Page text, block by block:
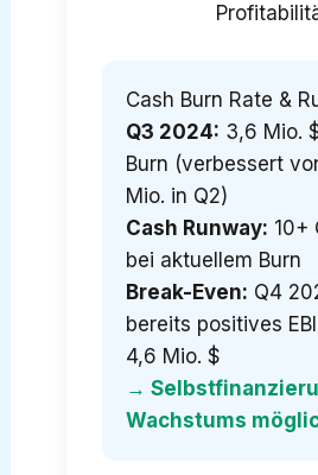
Cash Burn Rate &
Q3 2024: 3,6 Mio.
Burn (verbessert
Mio. in Q2)
Cash Runway: 10+
bei aktuellem Burn
Break-Even: Q4
bereits positives
4,6 Mio. $
→
Wachstums